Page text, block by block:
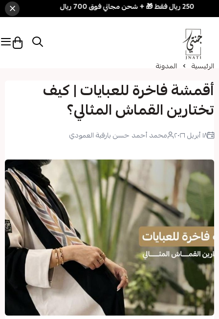
دلّعي نفسك بسهولة! 3 قطع بـ
×
الرئيسية المدونة
أقمشة فاخرة للعبايات | كيف
تختارين القماش المثالي؟
١٨ أبريل ٢٠٢٦ محمد أحمد حسن بارقبة العمودي